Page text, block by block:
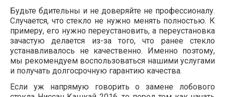
Будьте бдительны и не доверяйте не профессионалу.
Случается, что стекло не нужно менять полностью. К
примеру, его нужно переустановить, а переустановка
зачастую делается из-за того, что ранее стекло
устанавливалось не качественно. Именно поэтому,
мы рекомендуем воспользоваться нашими услугами
и получать долгосрочную гарантию качества.
Если уж напрямую говорить о замене лобового